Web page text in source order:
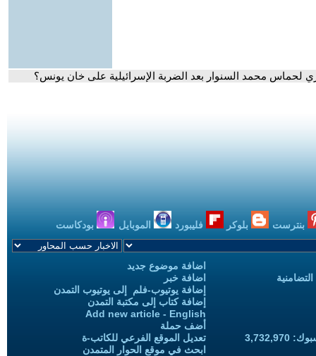
محمد السنوار بعد الضربة الإسرائيلية على خان يونس؟
بنترست بلوكر فليبورد الموبايل بودكاست
اضافة موضوع جديد
اضافة خبر
إضافة يوتيوب-فلم إلى يوتيوب التمدن
إضافة كتاب إلى مكتبة التمدن
Add new article - English
أضف حملة
تعديل الموقع الفرعي للكاتب-ة
ابحث في موقع الحوار المتمدن